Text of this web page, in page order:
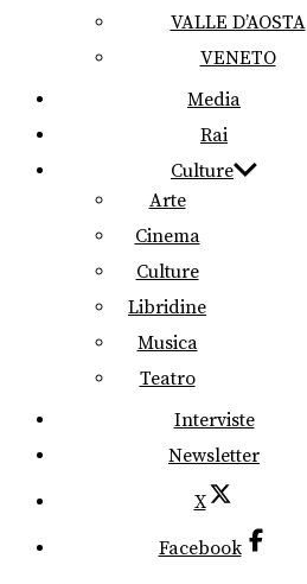
VALLE D’AOSTA
VENETO
Media
Rai
Culture
Arte
Cinema
Culture
Libridine
Musica
Teatro
Interviste
Newsletter
X
Facebook